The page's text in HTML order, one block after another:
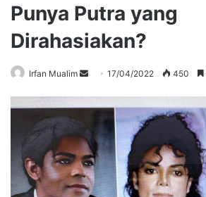
Punya Putra yang
Dirahasiakan?
Irfan Mualim
Send
email
17/04/2022 450